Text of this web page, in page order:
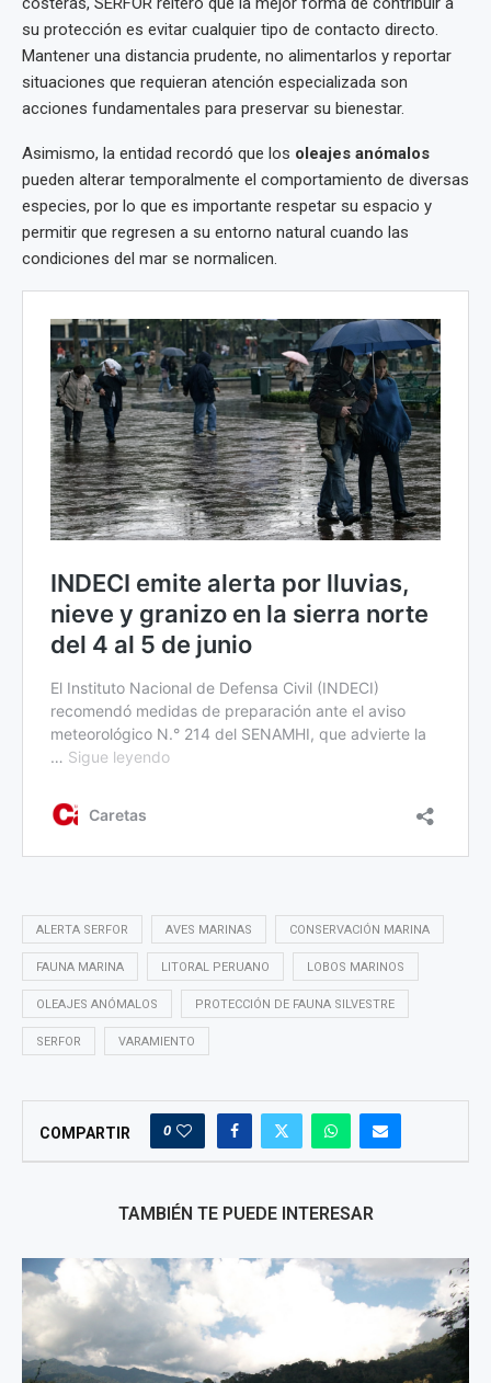
su protección es evitar cualquier tipo de contacto directo.
Mantener una distancia prudente, no alimentarlos y reportar
situaciones que requieran atención especializada son
acciones fundamentales para preservar su bienestar.
Asimismo, la entidad recordó que los oleajes anómalos
pueden alterar temporalmente el comportamiento de diversas
especies, por lo que es importante respetar su espacio y
permitir que regresen a su entorno natural cuando las
condiciones del mar se normalicen.
ALERTA SERFOR AVES MARINAS CONSERVACIÓN MARINA
FAUNA MARINA LITORAL PERUANO LOBOS MARINOS
OLEAJES ANÓMALOS PROTECCIÓN DE FAUNA SILVESTRE
SERFOR VARAMIENTO
COMPARTIR 0
TAMBIÉN TE PUEDE INTERESAR